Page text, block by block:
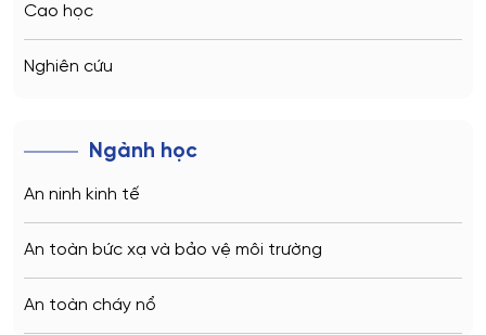
Kaliningrad
Cao học
Nghiên cứu
Ngành học
An ninh kinh tế
An toàn bức xạ và bảo vệ môi trường
An toàn cháy nổ